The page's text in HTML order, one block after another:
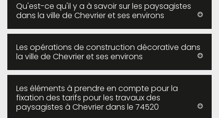
Qu'est-ce qu'il y a à savoir sur les paysagistes
dans la ville de Chevrier et ses environs
Les opérations de construction décorative dans
la ville de Chevrier et ses environs
Les éléments à prendre en compte pour la
fixation des tarifs pour les travaux des
paysagistes à Chevrier dans le 74520